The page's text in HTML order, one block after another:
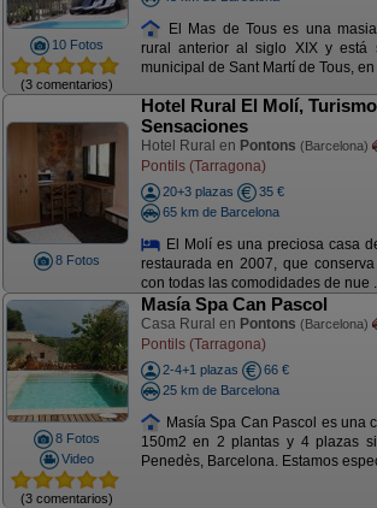
10 Fotos
(3 comentarios)
El Mas de Tous es una
rural anterior al siglo XIX y está
municipal de Sant Martí de Tous, en
8 Fotos
Hotel Rural El Molí,
Sensaciones
Hotel Rural en Pontons (Barcelona)
Pontils (Tarragona)
20+3 plazas
35 €
65 km de Barcelona
El Molí es una preciosa casa
restaurada en 2007, que
con todas las comodidades de nue
8 Fotos
Video
(3 comentarios)
Masía Spa Can Pascol
Casa Rural en Pontons (Barcelona)
Pontils (Tarragona)
2-4+1 plazas
66 €
25 km de Barcelona
Masía Spa Can Pascol es una
150m2 en 2 plantas y 4 plazas
Penedès, Barcelona. Estamos